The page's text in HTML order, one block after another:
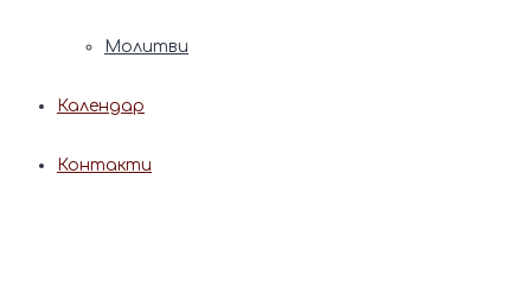
Молитви
Календар
Контакти